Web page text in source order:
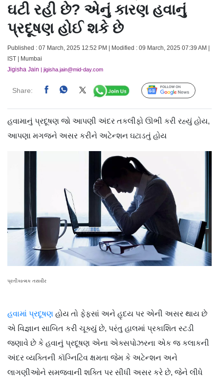
ઘટી રહી છે? એનું કારણ હવાનું
પ્રદૂષણ હોઈ શકે છે
Published : 07 March, 2025 12:52 PM | Modified : 09 March, 2025 07:39 AM |
IST | Mumbai
Jigisha Jain | jigisha.jain@mid-day.com
Share: Follow Us
હવામાનું પ્રદૂષણ જો આપણી અંદર તકલીફો ઊભી કરી રહ્યું હોય,
આપણા મગજને અસર કરીને અટેન્શન ઘટાડતું હોય
પ્રતીકાત્મક તસવીર
હવામાં પ્રદૂષણ હોય તો ફેફસાં અને હૃદય પર એની અસર થાય છે
એ વિજ્ઞાન સાબિત કરી ચૂક્યું છે, પરંતુ હાલમાં પ્રકાશિત સ્ટડી
જણાવે છે કે હવાનું પ્રદૂષણ એના એક્સપોઝરના એક જ કલાકની
અંદર વ્યક્તિની કૉગ્નિટિવ ક્ષમતા જેમ કે અટેન્શન અને
લાગણીઓને સમજવાની શક્તિ પર સીધી અસર કરે છે, જેને લીધે